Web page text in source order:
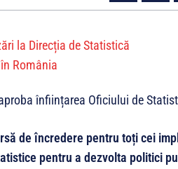
înființarea Oficiului de
de încredere pentru toți cei
pentru a dezvolta politici